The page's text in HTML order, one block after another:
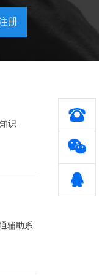
册
识
辅助系